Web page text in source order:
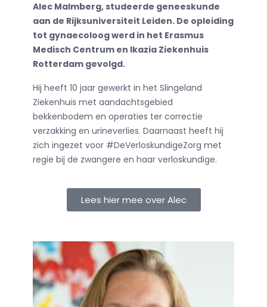
Alec Malmberg, studeerde geneeskunde
aan de Rijksuniversiteit Leiden. De opleiding
tot gynaecoloog werd in het Erasmus
Medisch Centrum en Ikazia Ziekenhuis
Rotterdam gevolgd.
Hij heeft 10 jaar gewerkt in het Slingeland
Ziekenhuis met aandachtsgebied
bekkenbodem en operaties ter correctie
verzakking en urineverlies. Daarnaast heeft hij
zich ingezet voor #DeVerloskundigeZorg met
regie bij de zwangere en haar verloskundige.
Lees hier mee over Alec